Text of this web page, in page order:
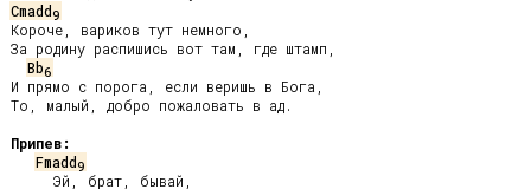
Cmadd9
Короче, вариков тут немного,
За родину распишись вот там, где штамп,
Bb6
И прямо с порога, если веришь в Бога,
То, малый, добро пожаловать в ад.
Припев:
Fmadd9